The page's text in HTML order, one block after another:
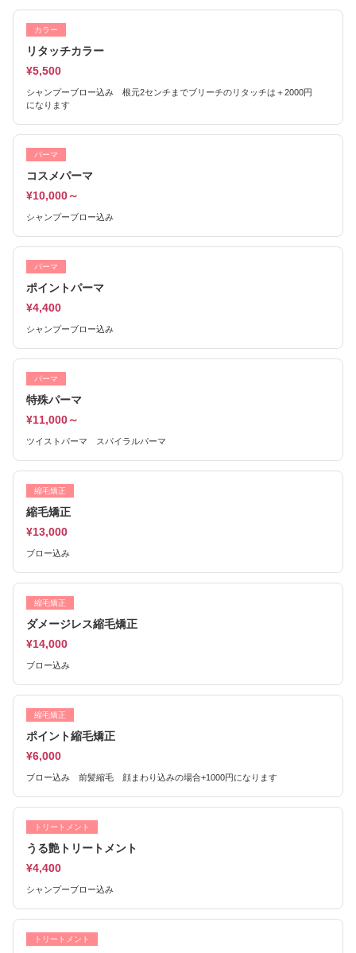
カラー
リタッチカラー
¥5,500
シャンプーブロー込み 根元2センチまでブリーチのリタッチは＋2000円
になります
パーマ
コスメパーマ
¥10,000～
シャンプーブロー込み
パーマ
ポイントパーマ
¥4,400
シャンプーブロー込み
パーマ
特殊パーマ
¥11,000～
ツイストパーマ スパイラルパーマ
縮毛矯正
縮毛矯正
¥13,000
ブロー込み
縮毛矯正
ダメージレス縮毛矯正
¥14,000
ブロー込み
縮毛矯正
ポイント縮毛矯正
¥6,000
ブロー込み 前髪縮毛 顔まわり込みの場合+1000円になります
トリートメント
うる艶トリートメント
¥4,400
シャンプーブロー込み
トリートメント